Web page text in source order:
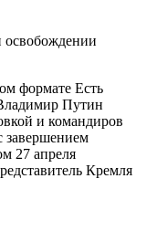
формате Есть
Путин
и командиров
завершением
27 апреля
Кремля